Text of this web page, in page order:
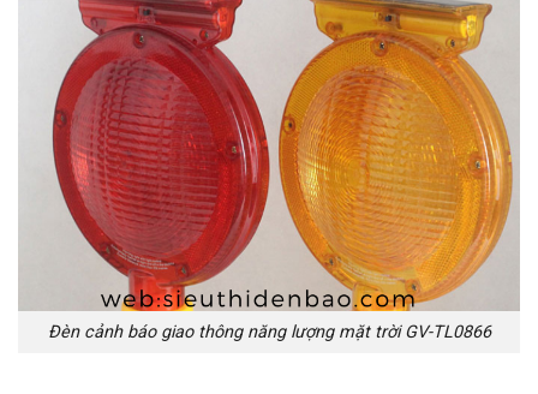
Đèn cảnh báo giao thông năng lượng mặt trời GV-TL0866